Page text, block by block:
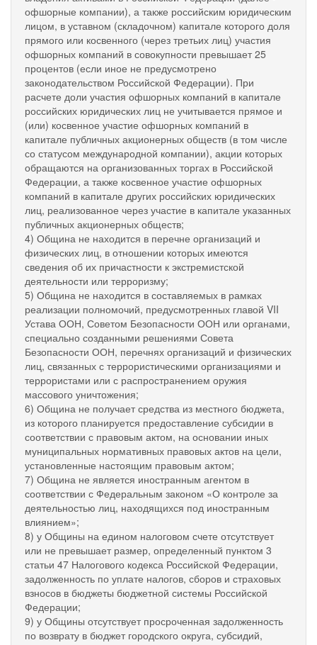
офшорные компании), а также российским юридическим
лицом, в уставном (складочном) капитале которого доля
прямого или косвенного (через третьих лиц) участия
офшорных компаний в совокупности превышает 25
процентов (если иное не предусмотрено
законодательством Российской Федерации). При
расчете доли участия офшорных компаний в капитале
российских юридических лиц не учитывается прямое и
(или) косвенное участие офшорных компаний в
капитале публичных акционерных обществ (в том числе
со статусом международной компании), акции которых
обращаются на организованных торгах в Российской
Федерации, а также косвенное участие офшорных
компаний в капитале других российских юридических
лиц, реализованное через участие в капитале указанных
публичных акционерных обществ;
4) Община не находится в перечне организаций и
физических лиц, в отношении которых имеются
сведения об их причастности к экстремистской
деятельности или терроризму;
5) Община не находится в составляемых в рамках
реализации полномочий, предусмотренных главой VII
Устава ООН, Советом Безопасности ООН или органами,
специально созданными решениями Совета
Безопасности ООН, перечнях организаций и физических
лиц, связанных с террористическими организациями и
террористами или с распространением оружия
массового уничтожения;
6) Община не получает средства из местного бюджета,
из которого планируется предоставление субсидии в
соответствии с правовым актом, на основании иных
муниципальных нормативных правовых актов на цели,
установленные настоящим правовым актом;
7) Община не является иностранным агентом в
соответствии с Федеральным законом «О контроле за
деятельностью лиц, находящихся под иностранным
влиянием»;
8) у Общины на едином налоговом счете отсутствует
или не превышает размер, определенный пунктом 3
статьи 47 Налогового кодекса Российской Федерации,
задолженность по уплате налогов, сборов и страховых
взносов в бюджеты бюджетной системы Российской
Федерации;
9) у Общины отсутствует просроченная задолженность
по возврату в бюджет городского округа, субсидий,